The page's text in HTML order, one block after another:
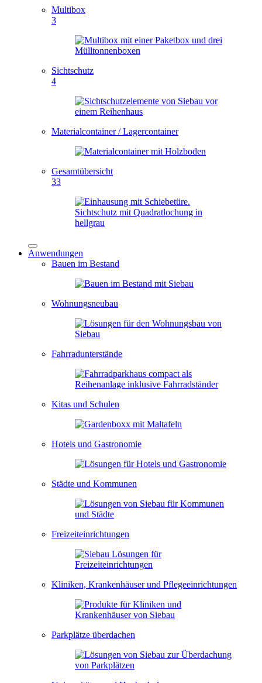
Multibox
3
Sichtschutz
4
Materialcontainer / Lagercontainer
Gesamtübersicht
33
Anwendungen
Bauen im Bestand
Wohnungsneubau
Fahrradunterstände
Kitas und Schulen
Hotels und Gastronomie
Städte und Kommunen
Freizeiteinrichtungen
Kliniken, Krankenhäuser und Pflegeeinrichtungen
Parkplätze überdachen